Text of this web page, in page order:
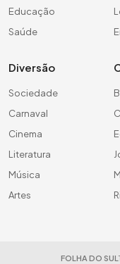
Educação
Saúde
Diversão
Sociedade
Carnaval
Cinema
Literatura
Música
Artes
FOLHA DO SUL